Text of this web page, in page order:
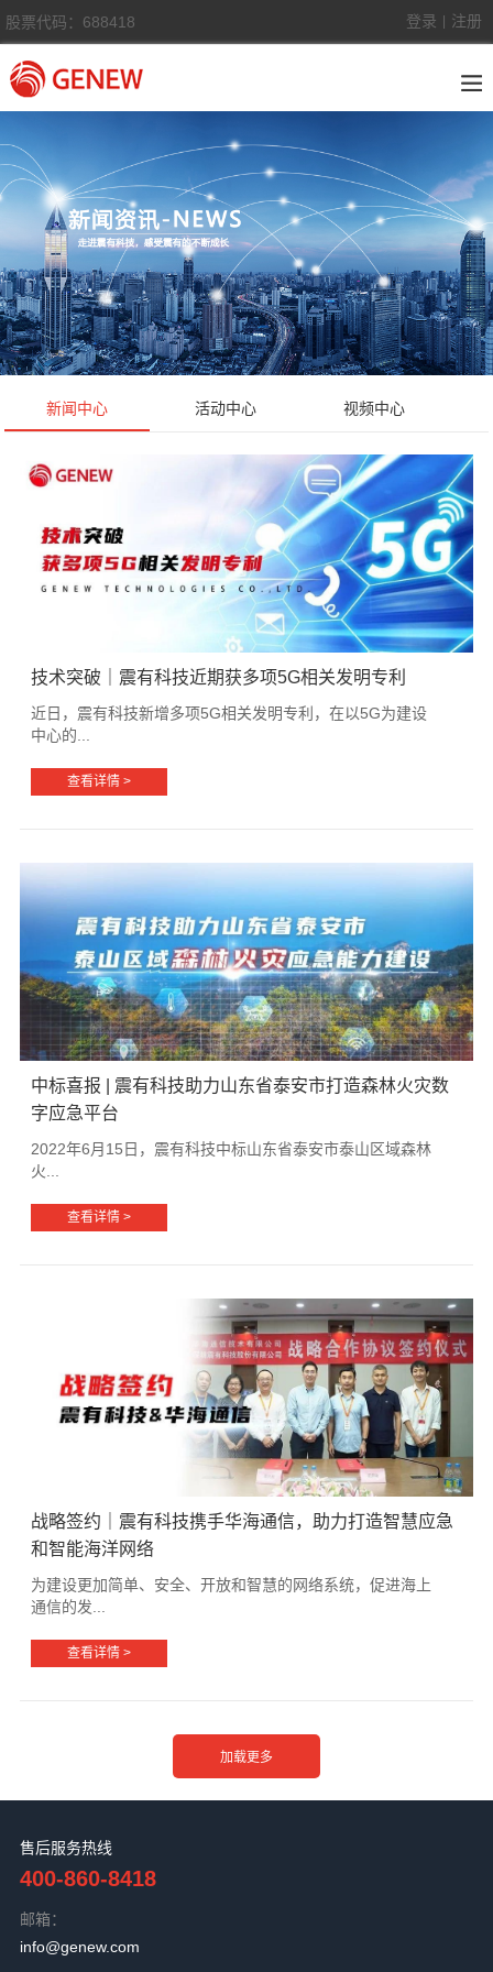
股票代码：688418 登录 注册
新闻中心 活动中心 视频中心
技术突破｜震有科技近期获多项5G相关发明专利
近日，震有科技新增多项5G相关发明专利，在以5G为建设
中心的...
查看详情 >
中标喜报 | 震有科技助力山东省泰安市打造森林火灾数
字应急平台
2022年6月15日，震有科技中标山东省泰安市泰山区域森林
火...
查看详情 >
战略签约｜震有科技携手华海通信，助力打造智慧应急
和智能海洋网络
为建设更加简单、安全、开放和智慧的网络系统，促进海上
通信的发...
查看详情 >
售后服务热线
400-860-8418
邮箱：
info@genew.com